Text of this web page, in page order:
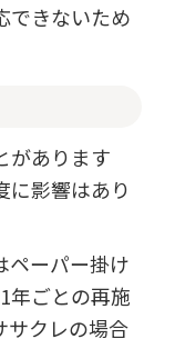
できないため
があります
に影響はあり
ペーパー掛け
年ごとの再施
サクレの場合